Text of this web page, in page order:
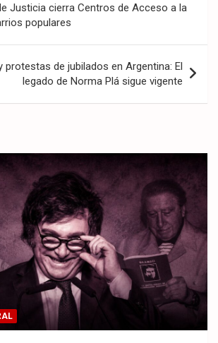
Justicia cierra Centros de Acceso a la
populares
protestas de jubilados en Argentina: El
legado de Norma Plá sigue vigente